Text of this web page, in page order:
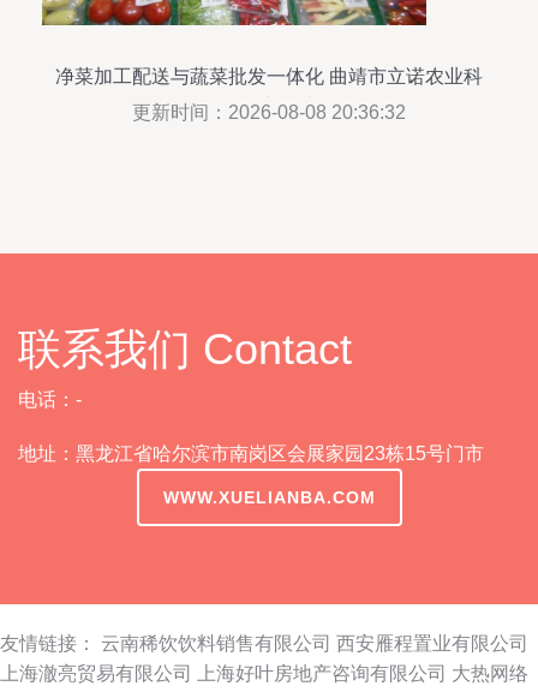
净菜加工配送与蔬菜批发一体化 曲靖市立诺农业科
技发展全产品线展示
更新时间：2026-08-08 20:36:32
联系我们 Contact
电话：-
地址：黑龙江省哈尔滨市南岗区会展家园23栋15号门市
WWW.XUELIANBA.COM
友情链接： 云南稀饮饮料销售有限公司 西安雁程置业有限公司
上海澈亮贸易有限公司
上海好叶房地产咨询有限公司 大热网络